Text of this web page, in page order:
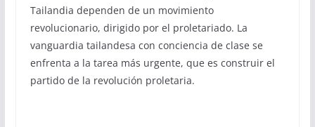
Tailandia dependen de un movimiento
revolucionario, dirigido por el proletariado. La
vanguardia tailandesa con conciencia de clase se
enfrenta a la tarea más urgente, que es construir el
partido de la revolución proletaria.